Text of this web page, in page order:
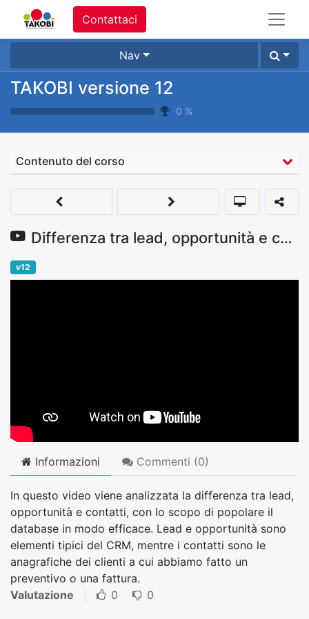
Contattaci
Nav
TAKOBI versione 12
0 %
Contenuto del corso
Differenza tra lead, opportunità e contatti
v12
Informazioni Commenti (0)
In questo video viene analizzata la differenza tra lead,
opportunità e contatti, con lo scopo di popolare il
database in modo efficace. Lead e opportunità sono
elementi tipici del CRM, mentre i contatti sono le
anagrafiche dei clienti a cui abbiamo fatto un
preventivo o una fattura.
Valutazione
0 0